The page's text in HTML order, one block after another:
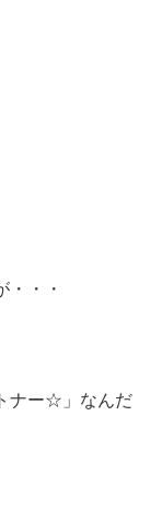
・・・
ナー☆」なんだ